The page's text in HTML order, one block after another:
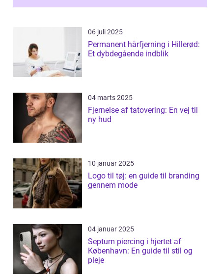
innova...
06 juli 2025
Permanent hårfjerning i Hillerød:
Et dybdegående indblik
04 marts 2025
Fjernelse af tatovering: En vej til
ny hud
10 januar 2025
Logo til tøj: en guide til branding
gennem mode
04 januar 2025
Septum piercing i hjertet af
København: En guide til stil og
pleje